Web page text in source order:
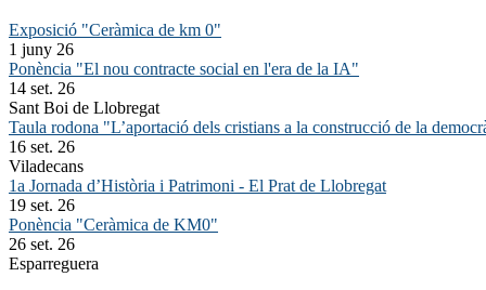
Exposició "Ceràmica de km 0"
1 juny 26
Ponència "El nou contracte social en l'era de la IA"
14 set. 26
Sant Boi de Llobregat
Taula rodona "L’aportació dels cristians a la construcció de la
16 set. 26
Viladecans
1a Jornada d’Història i Patrimoni - El Prat de Llobregat
19 set. 26
Ponència "Ceràmica de KM0"
26 set. 26
Esparreguera